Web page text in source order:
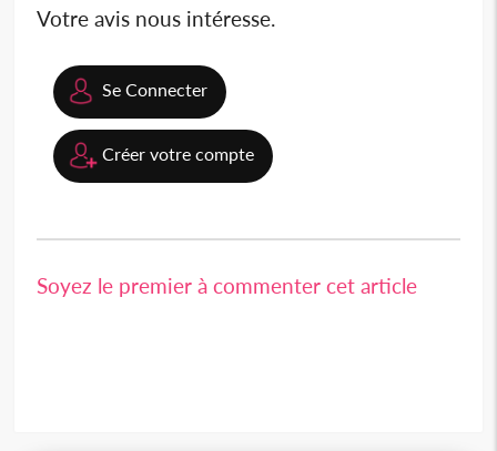
Votre avis nous intéresse.
Se Connecter
Créer votre compte
Soyez le premier à commenter cet article